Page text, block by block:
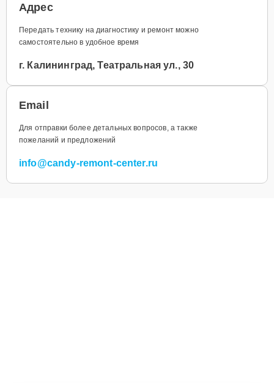
Адрес
Передать технику на диагностику и ремонт можно
самостоятельно в удобное время
г. Калининград, Театральная ул., 30
Email
Для отправки более детальных вопросов, а также
пожеланий и предложений
info@candy-remont-center.ru